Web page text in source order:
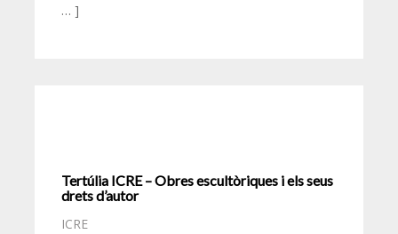
… ]
Tertúlia ICRE – Obres escultòriques i els seus
drets d’autor
ICRE